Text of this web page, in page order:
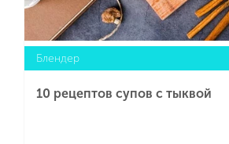
Блендер
10 рецептов супов с тыквой